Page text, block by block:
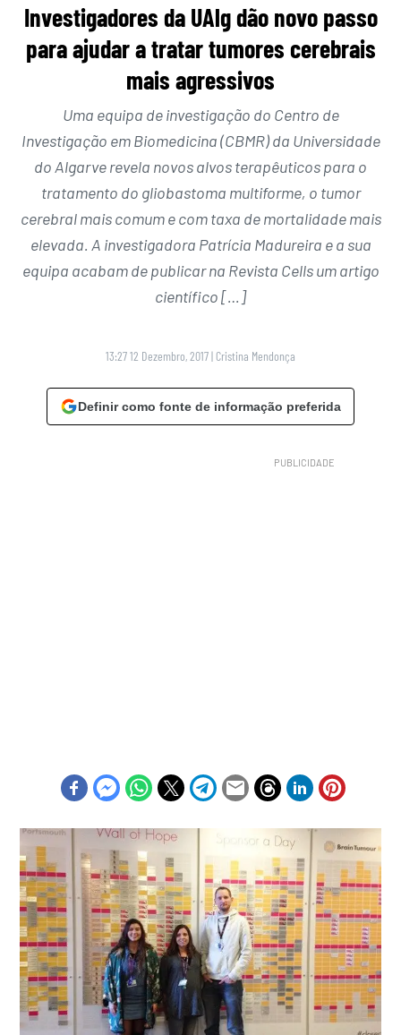
Investigadores da UAlg dão novo passo
para ajudar a tratar tumores cerebrais
mais agressivos
Uma equipa de investigação do Centro de
Investigação em Biomedicina (CBMR) da Universidade
do Algarve revela novos alvos terapêuticos para o
tratamento do gliobastoma multiforme, o tumor
cerebral mais comum e com taxa de mortalidade mais
elevada. A investigadora Patrícia Madureira e a sua
equipa acabam de publicar na Revista Cells um artigo
científico […]
13:27 12 Dezembro, 2017| Cristina Mendonça
Definir como fonte de informação preferida